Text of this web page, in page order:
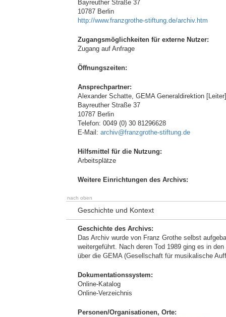
Bayreuther Straße 37
10787 Berlin
http://www.franzgrothe-stiftung.de/archiv.htm
Zugangsmöglichkeiten für externe Nutzer:
Zugang auf Anfrage
Öffnungszeiten:
Ansprechpartner:
Alexander Schatte, GEMA Generaldirektion [Leiter]
Bayreuther Straße 37
10787 Berlin
Telefon: 0049 (0) 30 81296628
E-Mail: archiv@franzgrothe-stiftung.de
Hilfsmittel für die Nutzung:
Arbeitsplätze
Weitere Einrichtungen des Archivs:
nach oben
Geschichte und Kontext
Geschichte des Archivs:
Das Archiv wurde von Franz Grothe selbst
weitergeführt. Nach deren Tod 1989 ging es in
über die GEMA (Gesellschaft für musikalische
Dokumentationssystem:
Online-Katalog
Online-Verzeichnis
Personen/Organisationen, Orte: